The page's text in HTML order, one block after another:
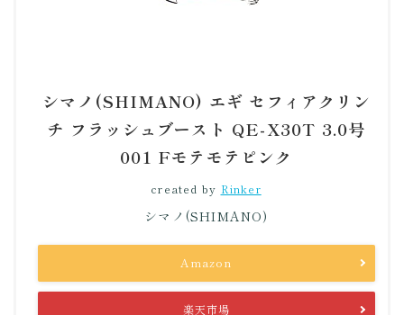
シマノ(SHIMANO) エギ セフィアクリン
チ フラッシュブースト QE-X30T 3.0号
001 Fモテモテピンク
created by Rinker
シマノ(SHIMANO)
Amazon
楽天市場